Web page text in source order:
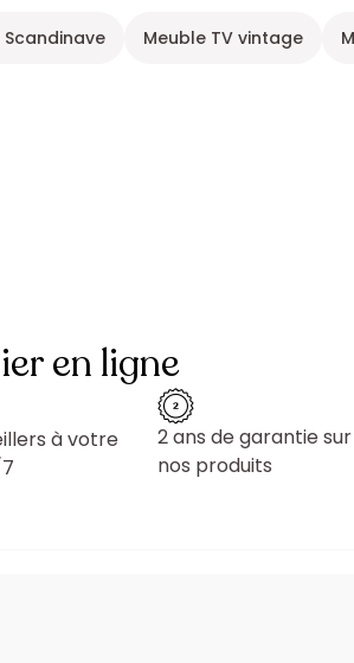
Scandinave Meuble TV vintage
en ligne
à votre
2 ans de garantie sur
nos produits